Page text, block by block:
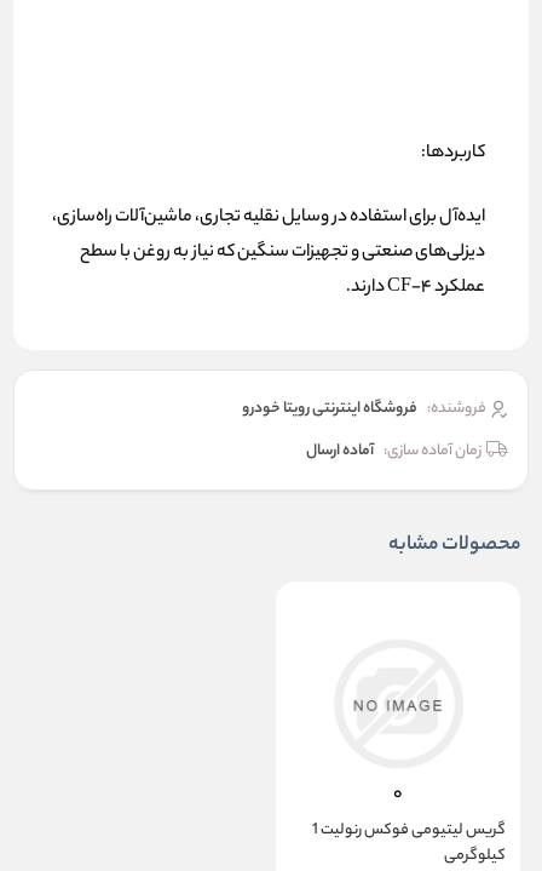
کاربردها:
ایده‌آل برای استفاده در وسایل نقلیه تجاری، ماشین‌آلات راه‌سازی،
دیزلی‌های صنعتی و تجهیزات سنگین که نیاز به روغن با سطح
عملکرد CF-4 دارند.
فروشنده: فروشگاه اینترنتی رویتا خودرو
زمان آماده سازی: آماده ارسال
محصولات مشابه
گریس لیتیومی فوکس رنولیت 1
کیلوگرمی